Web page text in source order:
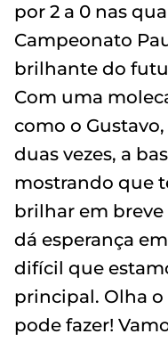
por 2 a 0 nas
Campeonato
brilhante do
Com uma
como o
duas vezes, a
mostrando que
brilhar em breve
dá esperança
difícil que
principal. Olha o
pode fazer!